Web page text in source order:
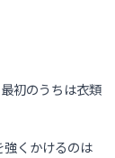
初のうちは衣類
強くかけるのは